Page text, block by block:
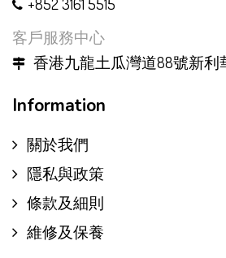
客戶服務中心
香港九龍土瓜灣道88號新利
Information
關於我們
隱私與政策
條款及細則
維修及保養